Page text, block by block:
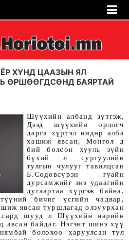
ХҮНД ЦААЗЫН ЯЛ
ӨРШӨӨГДСӨНД БАЯРТАЙ
Шүүхийн албанд зүтгэж,
Дээд шүүхийн орлогч
дарга хүртэл өндөр алба
хашиж явсан, Монгол д
бий болсон хууль зүйн
бүхий л сургуулийн
тулгын чулууг тавилцсан
Б.Содовсүрэн гуайн
дурсамжийг энэ удаагийн
дугаартаа хүргэж байна.
бичиг үсгийн чадвар,
явсан туршлагад олзуурхан
сард шууд л Шүүхийн нарийн
авсан байдаг. Нэгэнт шинэ хүү
болохоо харуулсан тул